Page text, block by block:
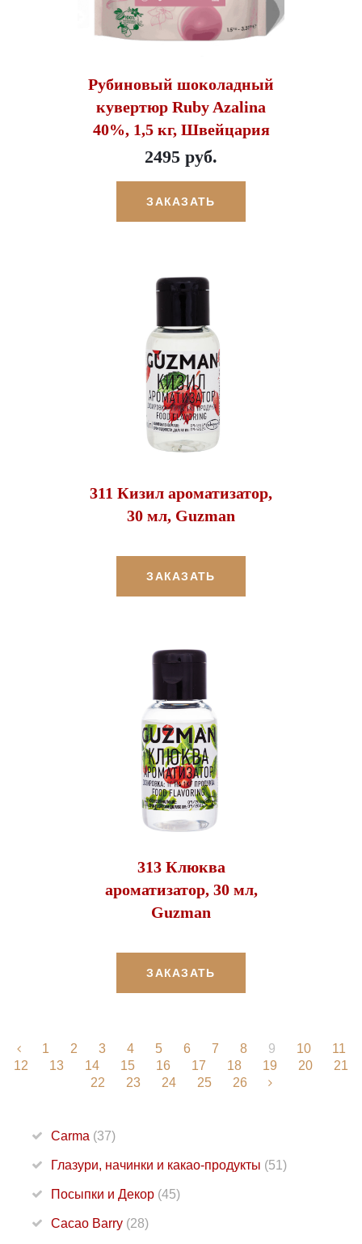
Рубиновый шоколадный
кувертюр Ruby Azalina
40%, 1,5 кг, Швейцария
2495 руб.
ЗАКАЗАТЬ
311 Кизил ароматизатор,
30 мл, Guzman
ЗАКАЗАТЬ
313 Клюква
ароматизатор, 30 мл,
Guzman
ЗАКАЗАТЬ
1 2 3 4 5 6 7 8 9 10
11
12
13 14 15 16 17 18 19 20
21
22
23 24 25 26
Carma (37)
Глазури, начинки и какао-продукты (51)
Посыпки и Декор (45)
Cacao Barry (28)